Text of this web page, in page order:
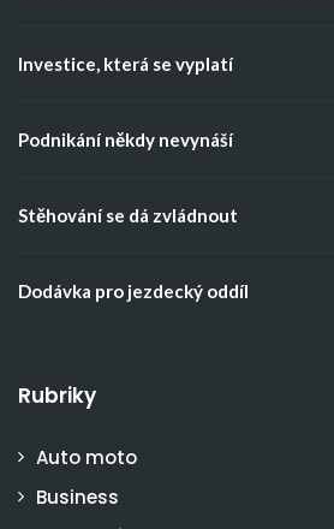
Investice, která se vyplatí
Podnikání někdy nevynáší
Stěhování se dá zvládnout
Dodávka pro jezdecký oddíl
Rubriky
Auto moto
Business